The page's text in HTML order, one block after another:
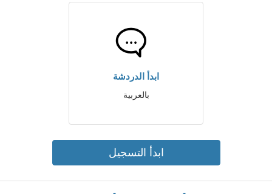
ابدأ الدردشة
بالعربية
ابدأ التسجيل